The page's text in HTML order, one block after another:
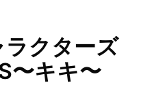
クターズ
〜キキ〜